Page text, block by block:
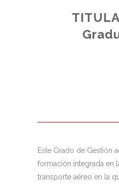
Este Grado de Gestión
formación integrada en
transporte aéreo en la